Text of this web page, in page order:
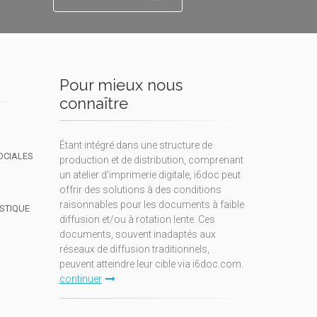
Pour mieux nous
connaître
Étant intégré dans une structure de
production et de distribution, comprenant
un atelier d'imprimerie digitale, i6doc peut
offrir des solutions à des conditions
raisonnables pour les documents à faible
diffusion et/ou à rotation lente. Ces
documents, souvent inadaptés aux
réseaux de diffusion traditionnels,
peuvent atteindre leur cible via i6doc.com.
continuer